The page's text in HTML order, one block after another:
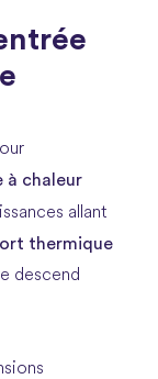
à chaleur
allant
thermique
descend